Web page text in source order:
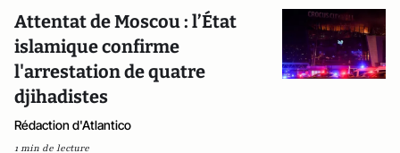
Attentat de Moscou : l’État
islamique confirme
l'arrestation de quatre
djihadistes
Rédaction d'Atlantico
1 min de lecture